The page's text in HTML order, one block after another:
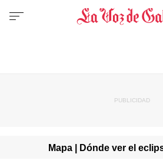
Mapa | Dónde ver el